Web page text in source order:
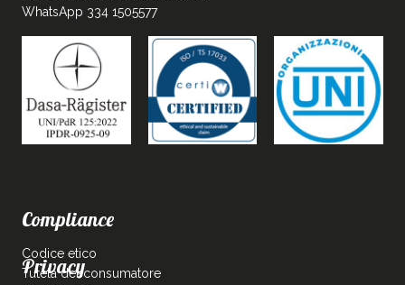
WhatsApp 334 1505577
Compliance
Codice etico
Tutela del consumatore
Privacy